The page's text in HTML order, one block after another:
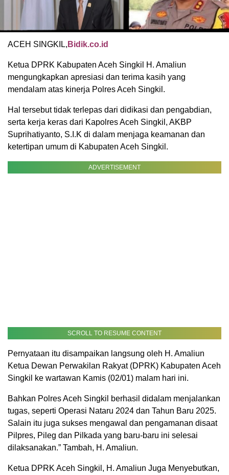
ACEH SINGKIL, Bidik.co.id
Ketua DPRK Kabupaten Aceh Singkil H. Amaliun
mengungkapkan apresiasi dan terima kasih yang
mendalam atas kinerja Polres Aceh Singkil.
Hal tersebut tidak terlepas dari didikasi dan pengabdian,
serta kerja keras dari Kapolres Aceh Singkil, AKBP
Suprihatiyanto, S.I.K di dalam menjaga keamanan dan
ketertipan umum di Kabupaten Aceh Singkil.
ADVERTISEMENT
SCROLL TO RESUME CONTENT
Pernyataan itu disampaikan langsung oleh H. Amaliun
Ketua Dewan Perwakilan Rakyat (DPRK) Kabupaten Aceh
Singkil ke wartawan Kamis (02/01) malam hari ini.
Bahkan Polres Aceh Singkil berhasil didalam menjalankan
tugas, seperti Operasi Nataru 2024 dan Tahun Baru 2025.
Salain itu juga sukses mengawal dan pengamanan disaat
Pilpres, Pileg dan Pilkada yang baru-baru ini selesai
dilaksanakan.” Tambah, H. Amaliun.
Ketua DPRK Aceh Singkil, H. Amaliun Juga Menyebutkan,